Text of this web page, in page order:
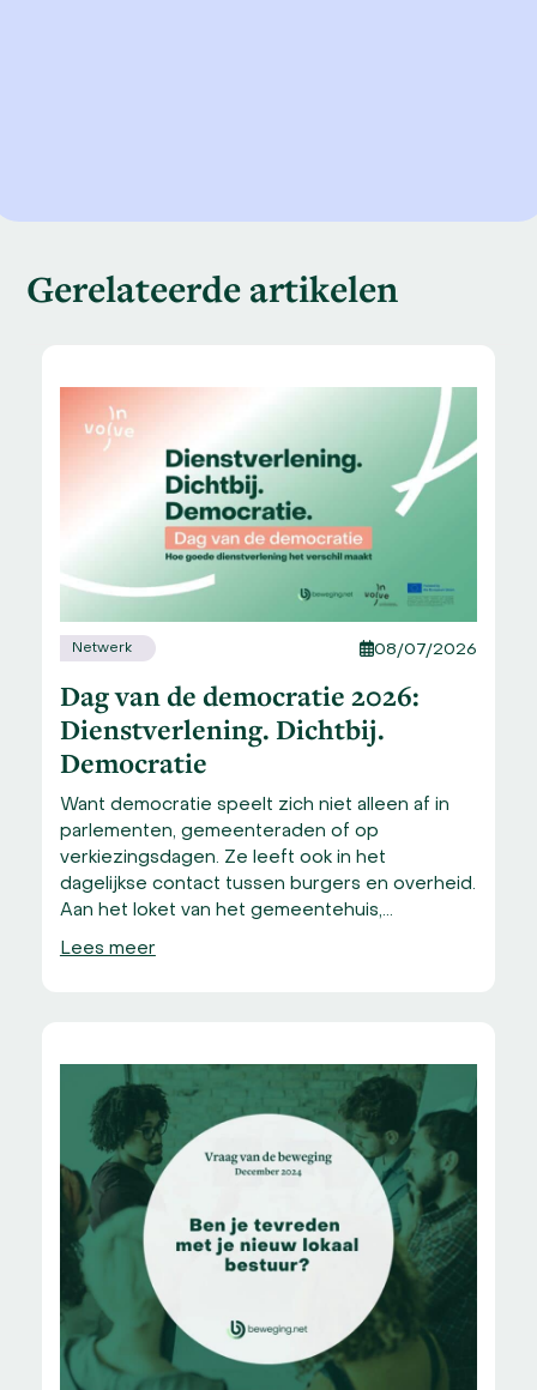
Gerelateerde artikelen
Netwerk 08/07/2026
Dag van de democratie 2026:
Dienstverlening. Dichtbij.
Democratie
Want democratie speelt zich niet alleen af in
parlementen, gemeenteraden of op
verkiezingsdagen. Ze leeft ook in het
dagelijkse contact tussen burgers en overheid.
Aan het loket van het gemeentehuis,…
Lees meer